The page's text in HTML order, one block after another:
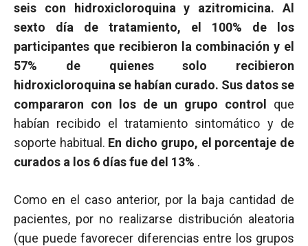
seis con hidroxicloroquina y azitromicina. Al
sexto día de tratamiento, el 100% de los
participantes que recibieron la combinación y el
57% de quienes solo recibieron
hidroxicloroquina se habían curado. Sus datos se
compararon con los de un grupo control que
habían recibido el tratamiento sintomático y de
soporte habitual. En dicho grupo, el porcentaje de
curados a los 6 días fue del 13% .
Como en el caso anterior, por la baja cantidad de
pacientes, por no realizarse distribución aleatoria
(que puede favorecer diferencias entre los grupos